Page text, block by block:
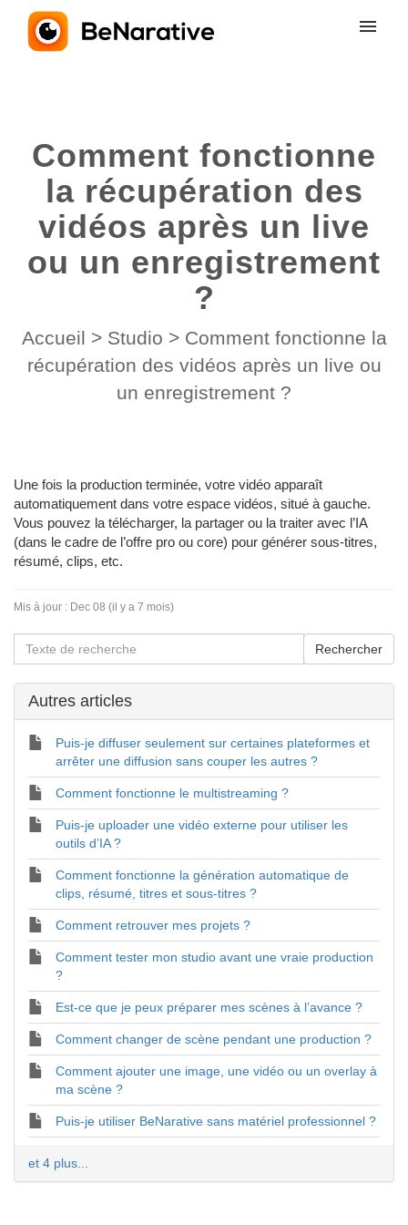
Connexion
Comment fonctionne
la récupération des
vidéos après un live
ou un enregistrement
?
Accueil > Studio > Comment fonctionne la
récupération des vidéos après un live ou
un enregistrement ?
Une fois la production terminée, votre vidéo apparaît
automatiquement dans votre espace vidéos, situé à gauche.
Vous pouvez la télécharger, la partager ou la traiter avec l’IA
(dans le cadre de l’offre pro ou core) pour générer sous-titres,
résumé, clips, etc.
Mis à jour : Dec 08 (il y a 7 mois)
Autres articles
Puis-je diffuser seulement sur certaines plateformes et
arrêter une diffusion sans couper les autres ?
Comment fonctionne le multistreaming ?
Puis-je uploader une vidéo externe pour utiliser les
outils d’IA ?
Comment fonctionne la génération automatique de
clips, résumé, titres et sous-titres ?
Comment retrouver mes projets ?
Comment tester mon studio avant une vraie production
?
Est-ce que je peux préparer mes scènes à l’avance ?
Comment changer de scène pendant une production ?
Comment ajouter une image, une vidéo ou un overlay à
ma scène ?
Puis-je utiliser BeNarative sans matériel professionnel ?
et 4 plus...